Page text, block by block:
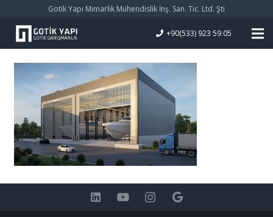
Gotik Yapı Mimarlık Mühendislik İnş. San. Tic. Ltd. Şti
+90(533) 923 59 05